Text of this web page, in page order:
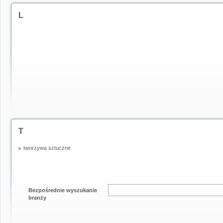
L
T
tworzywa sztuczne
Bezpośrednie wyszukanie
branży